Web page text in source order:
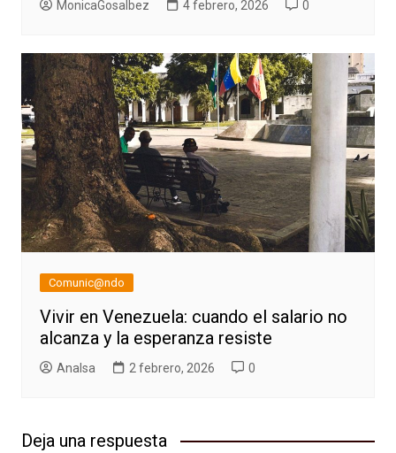
MonicaGosalbez 4 febrero, 2026 0
Comunic@ndo
Vivir en Venezuela: cuando el salario no
alcanza y la esperanza resiste
AnaIsa 2 febrero, 2026 0
Deja una respuesta